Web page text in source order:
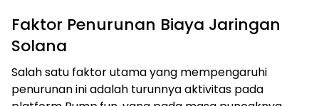
Faktor Penurunan Biaya Jaringan
Solana
Salah satu faktor utama yang mempengaruhi
penurunan ini adalah turunnya aktivitas pada